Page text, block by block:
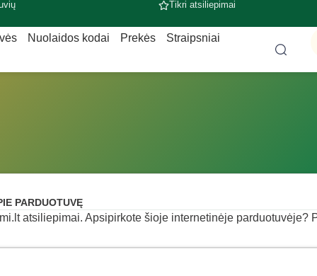
Tikri atsiliepimai
Nuolaidos kodai Prekės Straipsniai
PARDUOTUVĘ
atsiliepimai. Apsipirkote šioje internetinėje parduotuvėje?